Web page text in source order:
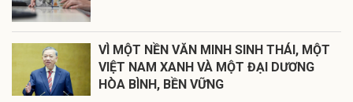
VÌ MỘT NỀN VĂN MINH SINH THÁI, MỘT
VIỆT NAM XANH VÀ MỘT ĐẠI DƯƠNG
HÒA BÌNH, BỀN VỮNG